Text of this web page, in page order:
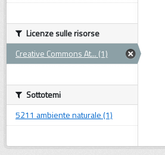
Licenze sulle risorse
Creative Commons At... (1)
Sottotemi
5211 ambiente naturale (1)